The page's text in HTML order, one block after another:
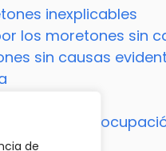
de
inexplicables
los moretones sin
sin causas
de
golpes?